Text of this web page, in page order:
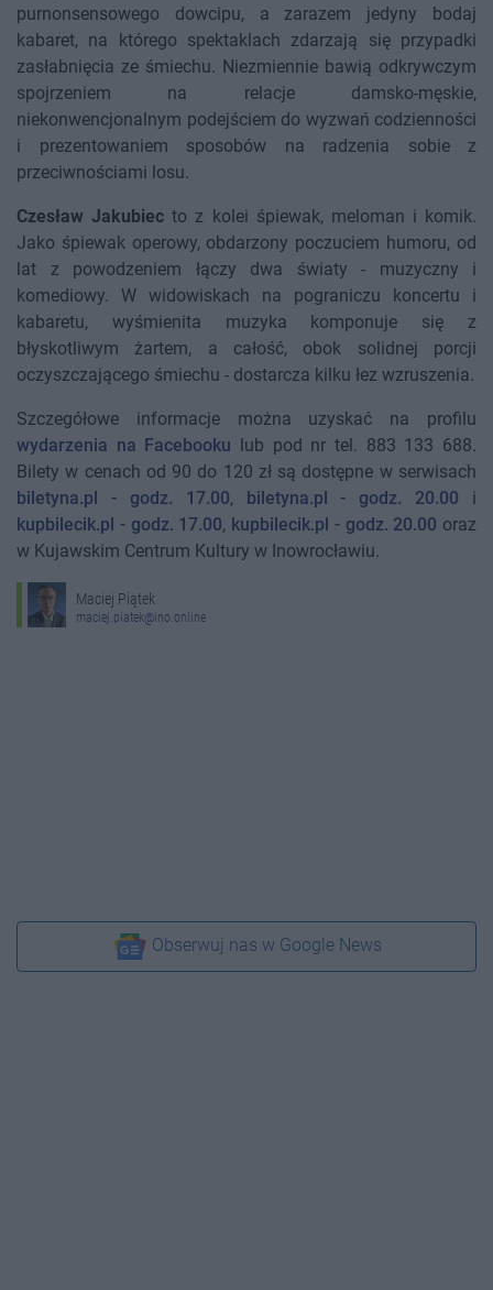
purnonsensowego dowcipu, a zarazem jedyny bodaj
kabaret, na którego spektaklach zdarzają się przypadki
zasłabnięcia ze śmiechu. Niezmiennie bawią odkrywczym
spojrzeniem na relacje damsko-męskie,
niekonwencjonalnym podejściem do wyzwań codzienności
i prezentowaniem sposobów na radzenia sobie z
przeciwnościami losu.
Czesław Jakubiec to z kolei śpiewak, meloman i komik.
Jako śpiewak operowy, obdarzony poczuciem humoru, od
lat z powodzeniem łączy dwa światy - muzyczny i
komediowy. W widowiskach na pograniczu koncertu i
kabaretu, wyśmienita muzyka komponuje się z
błyskotliwym żartem, a całość, obok solidnej porcji
oczyszczającego śmiechu - dostarcza kilku łez wzruszenia.
Szczegółowe informacje można uzyskać na profilu
wydarzenia na Facebooku lub pod nr tel. 883 133 688.
Bilety w cenach od 90 do 120 zł są dostępne w serwisach
biletyna.pl - godz. 17.00, biletyna.pl - godz. 20.00 i
kupbilecik.pl - godz. 17.00, kupbilecik.pl - godz. 20.00 oraz
w Kujawskim Centrum Kultury w Inowrocławiu.
Maciej Piątek
maciej.piatek@ino.online
Obserwuj nas w Google News